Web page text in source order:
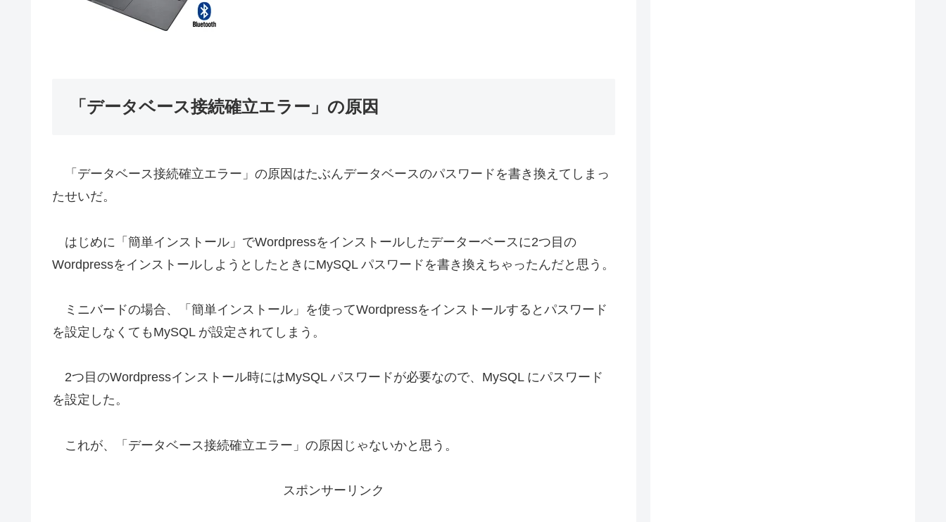
「データベース接続確立エラー」の原因
「データベース接続確立エラー」の原因はたぶんデータベースのパスワードを書き換えてしまっ
たせいだ。
はじめに「簡単インストール」でWordpressをインストールしたデーターベースに2つ目の
WordpressをインストールしようとしたときにMySQL パスワードを書き換えちゃったんだと思う。
ミニバードの場合、「簡単インストール」を使ってWordpressをインストールするとパスワード
を設定しなくてもMySQL が設定されてしまう。
2つ目のWordpressインストール時にはMySQL パスワードが必要なので、MySQL にパスワード
を設定した。
これが、「データベース接続確立エラー」の原因じゃないかと思う。
スポンサーリンク